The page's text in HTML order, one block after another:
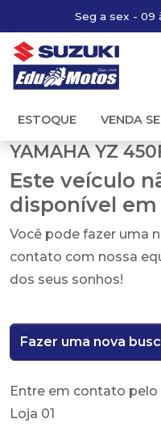
Seg a sex - 09
ESTOQUE VENDA
YAMAHA YZ
Este veículo
disponível
Você pode fazer uma
contato com nossa
dos seus sonhos!
Fazer uma nova
Entre em contato
Loja 01